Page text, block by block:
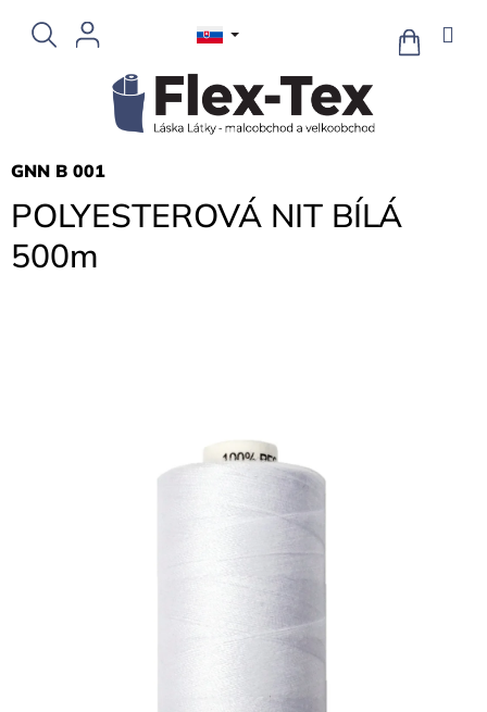
obsah
KOŠÍK
POLYESTEROVÁ NIT BÍLÁ
500m
GNN B 001